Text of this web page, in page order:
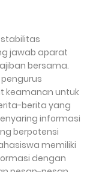
jawab aparat
bersama.
keamanan untuk
berita yang
informasi
berpotensi
memiliki
dengan